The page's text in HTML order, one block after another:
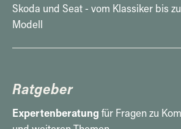
Skoda und Seat - vom Klassiker bis
Modell
Ratgeber
Expertenberatung für Fragen zu